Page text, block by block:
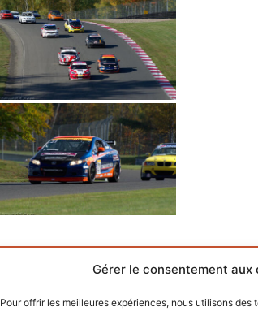
Gérer le consentement aux
Pour offrir les meilleures expériences, nous utilisons des